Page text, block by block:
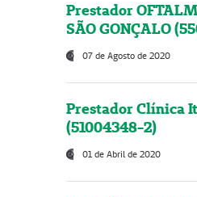
Prestador
SÃO GONÇALO
07 de Agosto de 2020
Prestador Clínica
(51004348-2)
01 de Abril de 2020